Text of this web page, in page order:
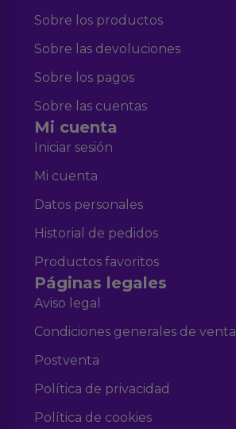
Sobre los productos
Sobre las devoluciones
Sobre los pagos
Sobre las cuentas
Mi cuenta
Iniciar sesión
Mi cuenta
Datos personales
Historial de pedidos
Productos favoritos
Páginas legales
Aviso legal
Condiciones generales de venta
Postventa
Política de privacidad
Política de cookies